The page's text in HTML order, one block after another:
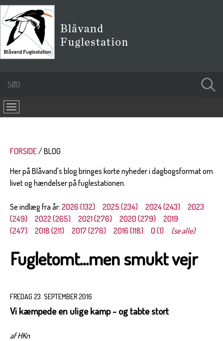
FORSIDE
BLOG
Her på Blåvand's blog bringes korte nyheder i dagbogsformat om
livet og hændelser på fuglestationen.
Se indlæg fra år: 2026 (132) 2025 (234) 2024 (243)
2023
(249)
2022 (265) 2021 (276) 2020 (279)
2019
(247)
2018 (211) 2017 (276) 2016 (118) 0 (1) (se alle)
Fugletomt...men smukt vejr
FREDAG 23. SEPTEMBER 2016
Vi kæmpede en ulige kamp - og tabte stort
af HKn